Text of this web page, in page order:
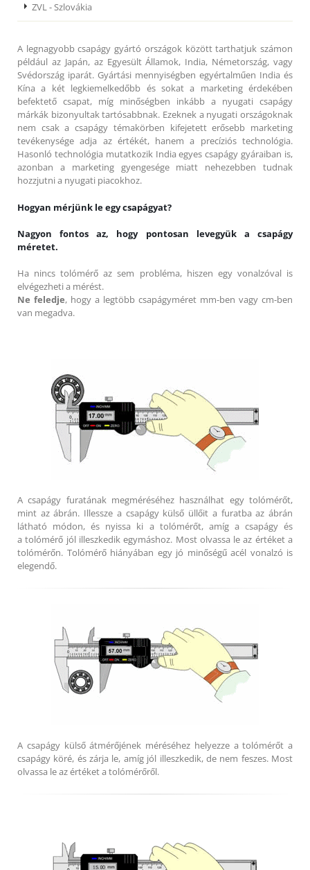
ZVL - Szlovákia
A legnagyobb csapágy gyártó országok között tarthatjuk számon
például az Japán, az Egyesült Államok, India, Németország, vagy
Svédország iparát. Gyártási mennyiségben egyértalműen India és
Kína a két legkiemelkedőbb és sokat a marketing érdekében
befektető csapat, míg minőségben inkább a nyugati csapágy
márkák bizonyultak tartósabbnak. Ezeknek a nyugati országoknak
nem csak a csapágy témakörben kifejetett erősebb marketing
tevékenysége adja az értékét, hanem a precíziós technológia.
Hasonló technológia mutatkozik India egyes csapágy gyáraiban is,
azonban a marketing gyengesége miatt nehezebben tudnak
hozzjutni a nyugati piacokhoz.
Hogyan mérjünk le egy csapágyat?
Nagyon fontos az, hogy pontosan levegyük a csapágy
méretet.
Ha nincs tolómérő az sem probléma, hiszen egy vonalzóval is
elvégezheti a mérést.
Ne feledje, hogy a legtöbb csapágyméret mm-ben vagy cm-ben
van megadva.
A csapágy furatának megméréséhez használhat egy tolómérőt,
mint az ábrán. Illessze a csapágy külső üllőit a furatba az ábrán
látható módon, és nyissa ki a tolómérőt, amíg a csapágy és
a tolómérő jól illeszkedik egymáshoz. Most olvassa le az értéket a
tolómérőn. Tolómérő hiányában egy jó minőségű acél vonalzó is
elegendő.
A csapágy külső átmérőjének méréséhez helyezze a tolómérőt a
csapágy köré, és zárja le, amíg jól illeszkedik, de nem feszes. Most
olvassa le az értéket a tolómérőről.